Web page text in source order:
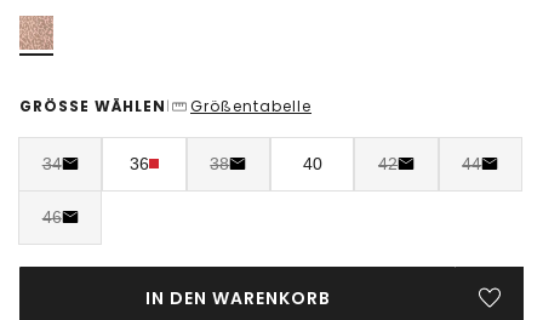
GRÖSSE WÄHLEN | Größentabelle
34 36 38 40 42 44
46
IN DEN WARENKORB